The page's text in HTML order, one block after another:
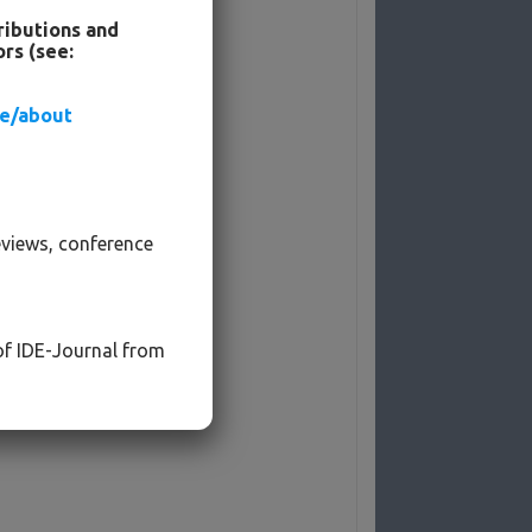
and
(see:
about
conference
IDE-Journal from